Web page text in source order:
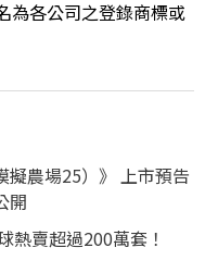
為各公司之登錄商標或
農場25）》 上市預告
開
熱賣超過200萬套！